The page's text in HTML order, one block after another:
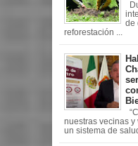
de
reforestación ...
nuestras vecinas y
un sistema de salud